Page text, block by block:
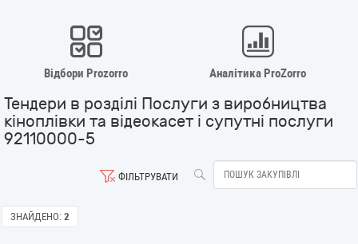
Відбори Prozorro Аналітика ProZorro
Тендери в розділі Послуги з виробництва
кіноплівки та відеокасет і супутні послуги
92110000-5
ФІЛЬТРУВАТИ
ЗНАЙДЕНО: 2